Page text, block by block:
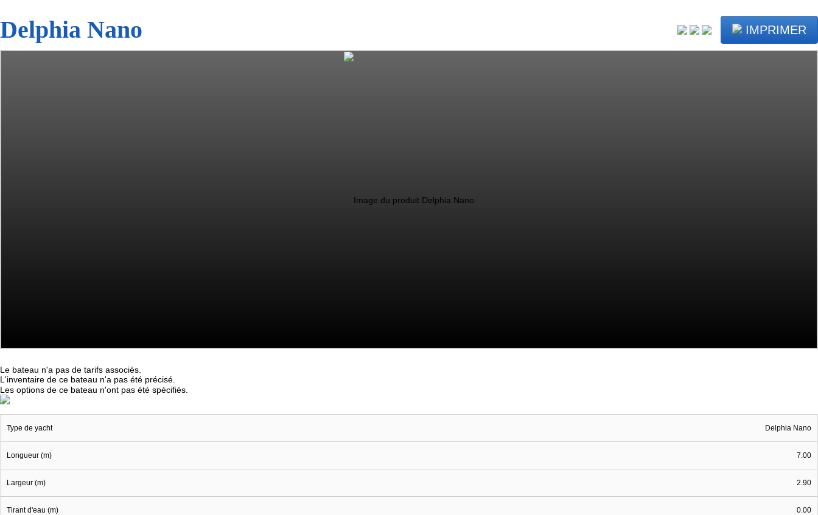
Delphia Nano IMPRIMER
Le bateau n'a pas de tarifs associés.
L'inventaire de ce bateau n'a pas été précisé.
Les options de ce bateau n'ont pas été spécifiés.
Type de yacht Delphia Nano
Longueur (m) 7.00
Largeur (m) 2.90
Tirant d'eau (m) 0.00